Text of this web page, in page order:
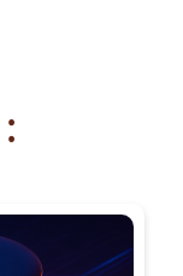
: